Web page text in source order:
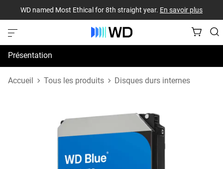
WD named Most Ethical for 8th straight year. En savoir plus
Présentation
Spécifications
Accueil Tous les produits Disques durs internes